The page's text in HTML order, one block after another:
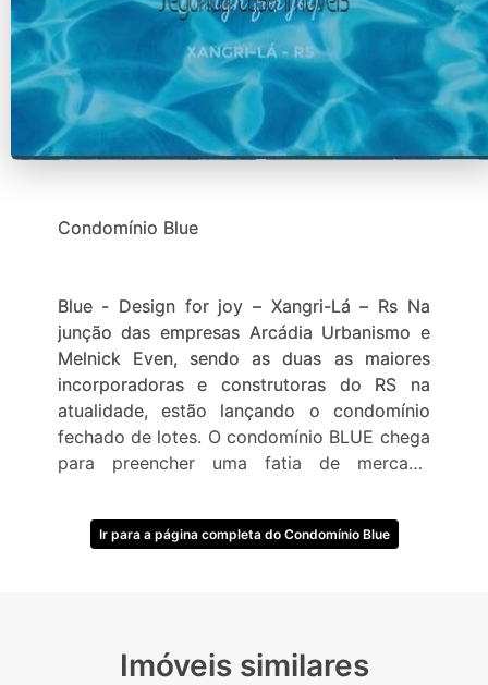
Condomínio Blue
Blue - Design for joy – Xangri-Lá – Rs Na
junção das empresas Arcádia Urbanismo e
Melnick Even, sendo as duas as maiores
incorporadoras e construtoras do RS na
atualidade, estão lançando o condomínio
fechado de lotes. O condomínio BLUE chega
para preencher uma fatia de mercado
Xangri-Lá para clientes que procuram um
condomínio no centro da cidade e próximo
com terrenos de 250 m² a 460 m² . O
Ir para a página completa do Condomínio Blue
Imóveis similares